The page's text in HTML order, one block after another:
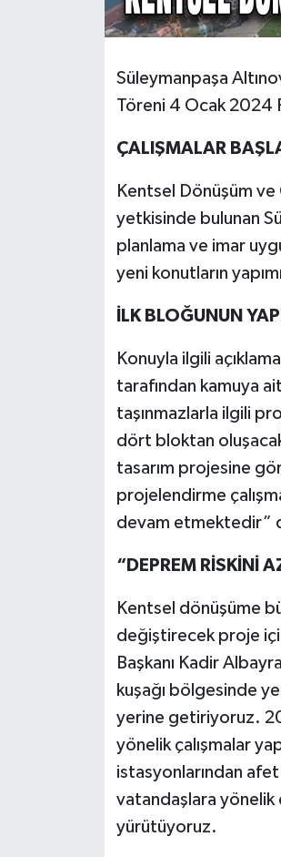
Süleymanpaşa
Töreni 4 Ocak 2024
ÇALIŞMALAR
Kentsel Dönüşüm ve
yetkisinde bulunan
planlama ve imar
yeni konutların
İLK BLOĞUNUN
Konuyla ilgili
tarafından kamuya
taşınmazlarla ilgili
dört bloktan oluşacak
tasarım projesine
projelendirme
devam etmektedir”
“DEPREM RİSKİNİ
Kentsel dönüşüme
değiştirecek proje
Başkanı Kadir
kuşağı bölgesinde
yerine getiriyoruz.
yönelik çalışmalar
istasyonlarından afet
vatandaşlara yönelik
yürütüyoruz.